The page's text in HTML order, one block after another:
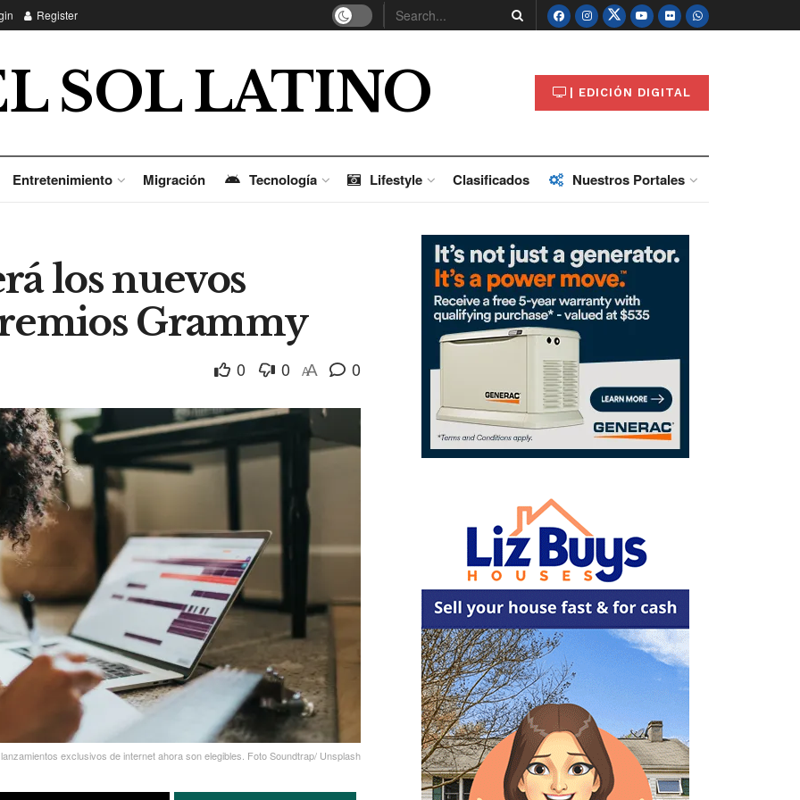
Register
SOL LATINO | EDICIÓN DIGITAL
Entretenimiento Migración Tecnología Lifestyle Clasificados Nuestros Portales
los nuevos
Grammy
0 0 AA 0
exclusivos de internet ahora son elegibles. Foto Soundtrap/ Unsplash